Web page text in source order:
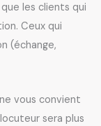
que les clients qui
Ceux qui
(échange,
vous convient
sera plus